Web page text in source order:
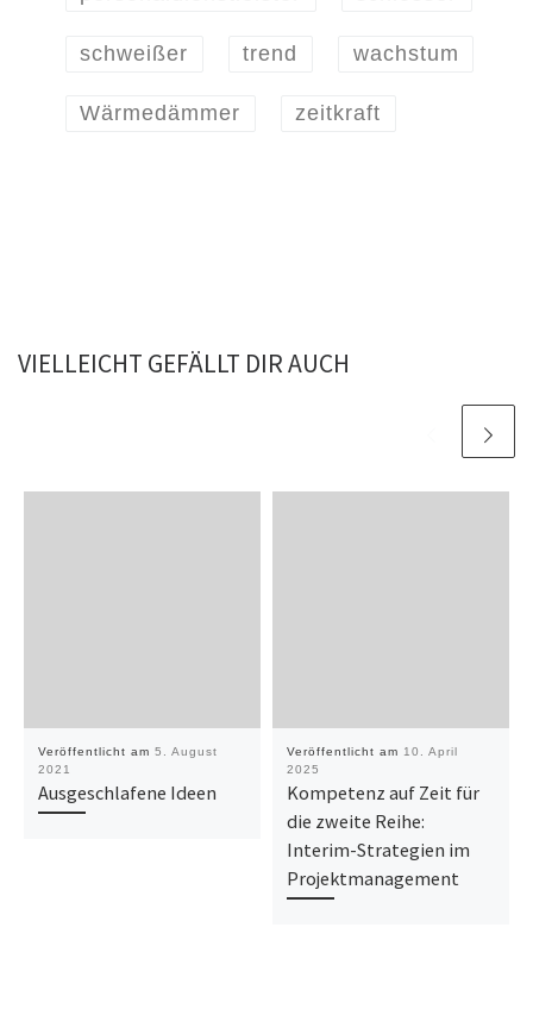
schweißer trend wachstum
Wärmedämmer zeitkraft
VIELLEICHT GEFÄLLT DIR AUCH
Veröffentlicht am 5. August
2021
Ausgeschlafene Ideen
Veröffentlicht am 10. April
2025
Kompetenz auf Zeit für
die zweite Reihe:
Interim-Strategien im
Projektmanagement